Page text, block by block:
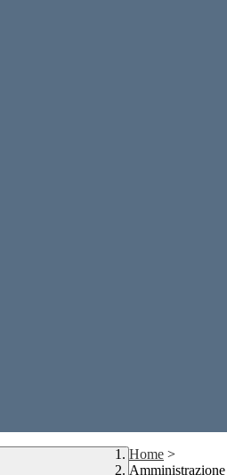
Home >
Amministrazione